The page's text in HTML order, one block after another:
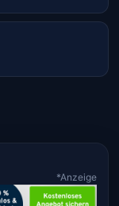
*Anzeige